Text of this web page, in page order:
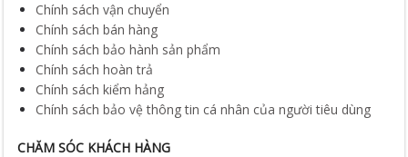
Chính sách vận chuyển
Chính sách bán hàng
Chính sách bảo hành sản phẩm
Chính sách hoàn trả
Chính sách kiểm hảng
Chính sách bảo vệ thông tin cá nhân của người tiêu dùng
CHĂM SÓC KHÁCH HÀNG